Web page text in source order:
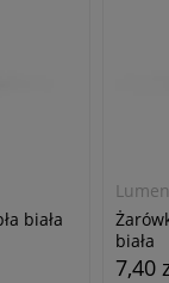
biała
biała
7,40